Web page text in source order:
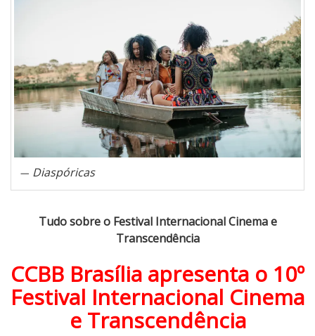
b
r
e
e
t
I
n
t
Diaspóricas
Tudo sobre o Festival Internacional Cinema e
Transcendência
CCBB Brasília apresenta o 10º
Festival Internacional Cinema
e Transcendência